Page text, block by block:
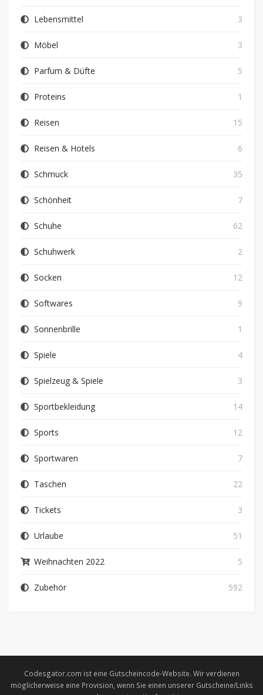
Lebensmittel 3
Möbel 3
Parfum & Düfte 5
Proteins 1
Reisen 15
Reisen & Hotels 6
Schmuck 35
Schönheit 7
Schuhe 62
Schuhwerk 2
Socken 12
Softwares 9
Sonnenbrille 1
Spiele 4
Spielzeug & Spiele 3
Sportbekleidung 14
Sports 12
Sportwaren 7
Taschen 22
Tickets 3
Urlaube 51
Weihnachten 2022 5
Zubehör 592
Codesgator.com ist eine Gutscheincode-Website. Wir verdienen
möglicherweise eine Provision, wenn Sie einen unserer Gutscheine/Links